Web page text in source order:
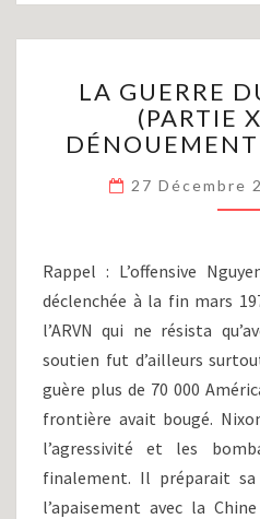
LA GUERRE
(PARTIE
27 Décembre
Rappel : L’offensive
déclenchée à la fin mars
l’ARVN qui ne résista
soutien fut d’ailleurs
guère plus de 70 000
frontière avait bougé.
l’agressivité et les
finalement. Il préparait
l’apaisement avec la